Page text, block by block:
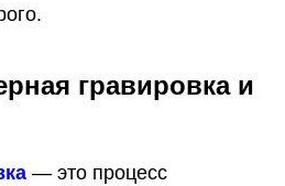
гравировка и
— это процесс